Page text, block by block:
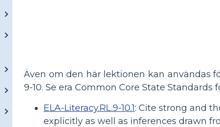
Även om den här lektionen kan användas
9-10. Se era Common Core State
ELA-Literacy.RL.9-10.1: Cite strong and
explicitly as well as inferences drawn